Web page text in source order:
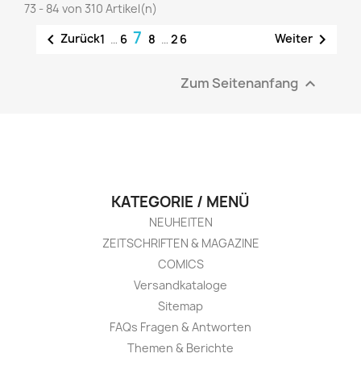
73 - 84 von 310 Artikel(n)
 Zurück1 … 6 7 8 … 26 Weiter 
Zum Seitenanfang 
KATEGORIE / MENÜ
NEUHEITEN
ZEITSCHRIFTEN & MAGAZINE
COMICS
Versandkataloge
Sitemap
FAQs Fragen & Antworten
Themen & Berichte